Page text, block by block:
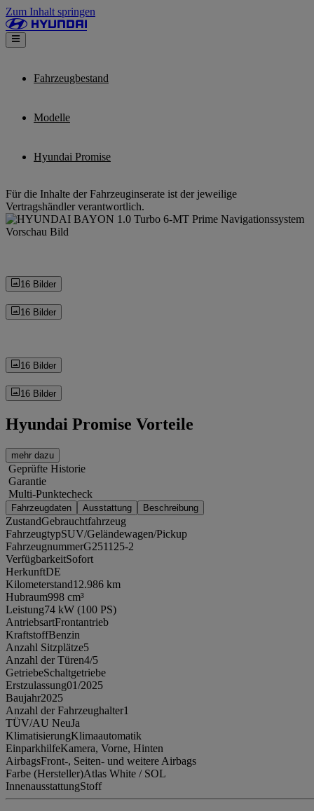
Zum Inhalt springen
Fahrzeugbestand
Modelle
Hyundai Promise
Für die Inhalte der Fahrzeuginserate ist der jeweilige
Vertragshändler verantwortlich.
16 Bilder
16 Bilder
16 Bilder
16 Bilder
Hyundai Promise Vorteile
mehr dazu
Geprüfte Historie
Garantie
Multi-Punktecheck
Fahrzeugdaten Ausstattung Beschreibung
ZustandGebrauchtfahrzeug
FahrzeugtypSUV/Geländewagen/Pickup
FahrzeugnummerG251125-2
VerfügbarkeitSofort
HerkunftDE
Kilometerstand12.986 km
Hubraum998 cm³
Leistung74 kW (100 PS)
AntriebsartFrontantrieb
KraftstoffBenzin
Anzahl Sitzplätze5
Anzahl der Türen4/5
GetriebeSchaltgetriebe
Erstzulassung01/2025
Baujahr2025
Anzahl der Fahrzeughalter1
TÜV/AU NeuJa
KlimatisierungKlimaautomatik
EinparkhilfeKamera, Vorne, Hinten
AirbagsFront-, Seiten- und weitere Airbags
Farbe (Hersteller)Atlas White / SOL
InnenausstattungStoff